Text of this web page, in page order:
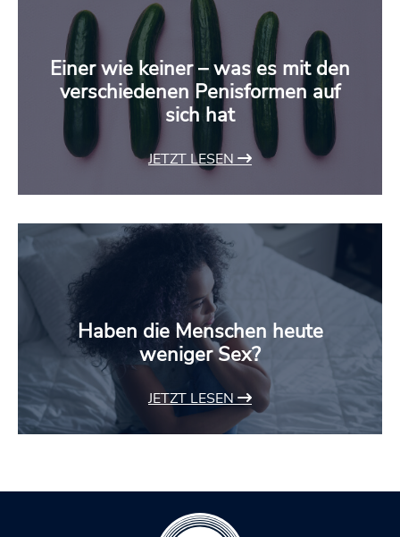
Einer wie keiner – was es mit den
verschiedenen Penisformen auf
sich hat
JETZT LESEN
Haben die Menschen heute
weniger Sex?
JETZT LESEN